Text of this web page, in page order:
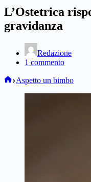
L’Ostetrica
gravidanza
Redazione
1 commento
Home
Aspetto un bimbo